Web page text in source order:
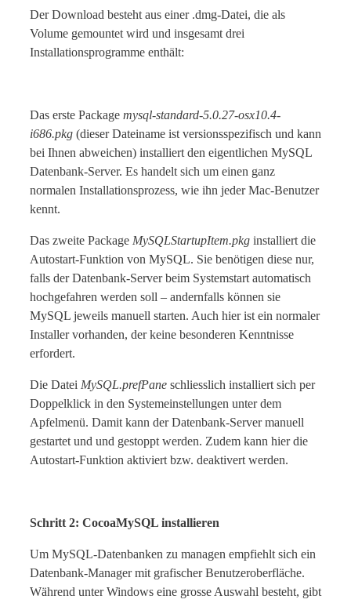
Der Download besteht aus einer .dmg-Datei, die als
Volume gemountet wird und insgesamt drei
Installationsprogramme enthält:
Das erste Package mysql-standard-5.0.27-osx10.4-
i686.pkg (dieser Dateiname ist versionsspezifisch und kann
bei Ihnen abweichen) installiert den eigentlichen MySQL
Datenbank-Server. Es handelt sich um einen ganz
normalen Installationsprozess, wie ihn jeder Mac-Benutzer
kennt.
Das zweite Package MySQLStartupItem.pkg installiert die
Autostart-Funktion von MySQL. Sie benötigen diese nur,
falls der Datenbank-Server beim Systemstart automatisch
hochgefahren werden soll – andernfalls können sie
MySQL jeweils manuell starten. Auch hier ist ein normaler
Installer vorhanden, der keine besonderen Kenntnisse
erfordert.
Die Datei MySQL.prefPane schliesslich installiert sich per
Doppelklick in den Systemeinstellungen unter dem
Apfelmenü. Damit kann der Datenbank-Server manuell
gestartet und und gestoppt werden. Zudem kann hier die
Autostart-Funktion aktiviert bzw. deaktivert werden.
Schritt 2: CocoaMySQL installieren
Um MySQL-Datenbanken zu managen empfiehlt sich ein
Datenbank-Manager mit grafischer Benutzeroberfläche.
Während unter Windows eine grosse Auswahl besteht, gibt